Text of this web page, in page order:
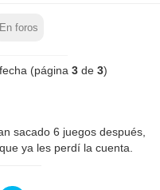
En foros
(página 3de 3)
sacado 6 juegos después,
ya les perdí la cuenta.